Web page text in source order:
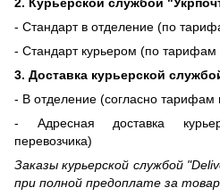
- Стандарт в отделение (по
- Стандарт курьером (по тарифам
3. Доставка курьерской
- В отделение (согласно тарифам
- Адресная доставка
перевозчика)
Заказы курьерской службой
при полной предоплате за товар.